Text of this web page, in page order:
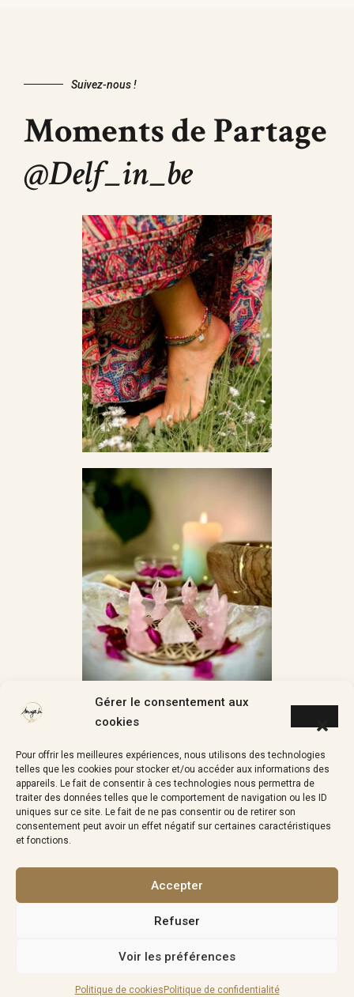
Gérer le consentement aux
cookies
Pour offrir les meilleures expériences, nous utilisons des technologies
telles que les cookies pour stocker et/ou accéder aux informations des
appareils. Le fait de consentir à ces technologies nous permettra de
traiter des données telles que le comportement de navigation ou les ID
uniques sur ce site. Le fait de ne pas consentir ou de retirer son
consentement peut avoir un effet négatif sur certaines caractéristiques
et fonctions.
Accepter
Refuser
Voir les préférences
Politique de cookies Politique de confidentialité
Suivez-nous !
Moments de Partage
@Delf_in_be